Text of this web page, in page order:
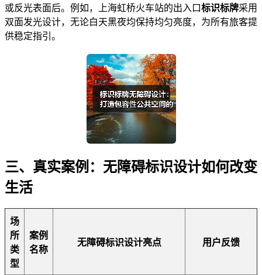
或反光表面后。例如，上海虹桥火车站的出入口标识标牌采用
双面发光设计，无论白天黑夜均保持均匀亮度，为所有旅客提
供稳定指引。
三、真实案例：无障碍标识设计如何改变
生活
场
所
类
型
案例
名称
无障碍标识设计亮点 用户反馈